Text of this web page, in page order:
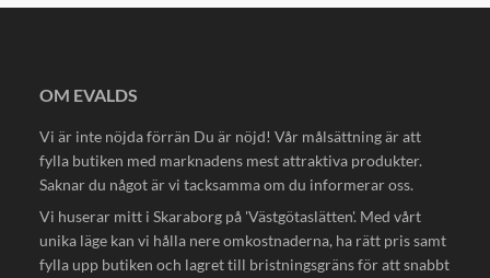
OM EVALDS
Vi är inte nöjda förrän Du är nöjd! Vår målsättning är att
fylla butiken med marknadens mest attraktiva produkter.
Saknar du något är vi tacksamma om du informerar oss.
Vi huserar mitt i Skaraborg på 'Västgötaslätten'. Med vårt
unika läge kan vi hålla nere omkostnaderna, ha rätt pris samt
fylla upp butiken och lagret till bristningsgräns för att snabbt